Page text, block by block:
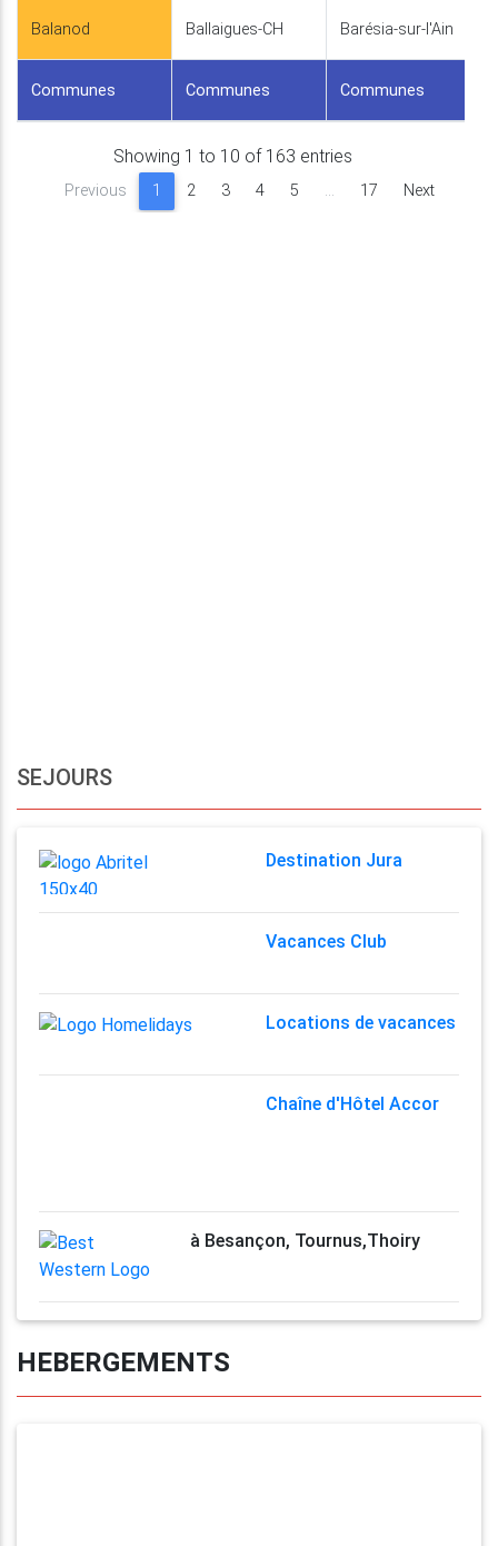
Balanod Ballaigues-CH Barésia-sur-l'Ain
Communes Communes Communes
Showing 1 to 10 of 163 entries
Previous 1 2 3 4 5 … 17 Next
SEJOURS
Destination Jura
Vacances Club
Locations de vacances
Chaîne d'Hôtel Accor
à Besançon, Tournus,Thoiry
HEBERGEMENTS